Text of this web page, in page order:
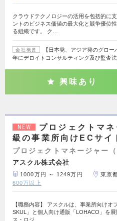
クラウドテクノロジーの活用を包括的に
ントのビジネス価値の最大化と競争優位
る組織です。 ク…
会社概要
【日本発、アジア発のグロ
年にデロイトコンサルティング及び監査
興味あり
NEW
プロジェクトマ
級の事業所向けECサイ
プロジェクトマネージャー
アスクル株式会社
1000万円 ～ 1249万円 東京
600万以上
【職務内容】 アスクルは、事業所向けオ
SKUL」と個人向け通販「LOHACO」を
ス・ロジ…